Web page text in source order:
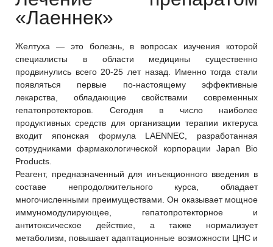
«Лаеннек»
Желтуха — это болезнь, в вопросах изучения которой
специалисты в области медицины существенно
продвинулись всего 20-25 лет назад. Именно тогда стали
появляться первые по-настоящему эффективные
лекарства, обладающие свойствами современных
гепатопротекторов. Сегодня в число наиболее
продуктивных средств для организации терапии иктеруса
входит японская формула LAENNEC, разработанная
сотрудниками фармакологической корпорации Japan Bio
Products.
Реагент, предназначенный для инъекционного введения в
составе непродолжительного курса, обладает
многочисленными преимуществами. Он оказывает мощное
иммуномодулирующее, гепатопротекторное и
антитоксическое действие, а также нормализует
метаболизм, повышает адаптационные возможности ЦНС и